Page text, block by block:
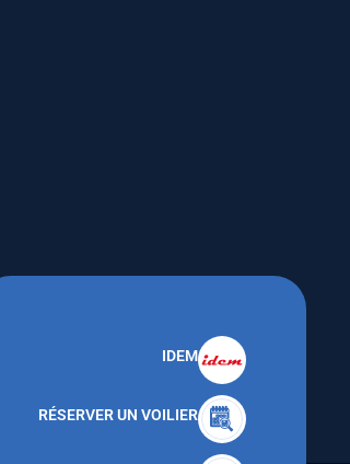
IDEM
RÉSERVER UN VOILIER